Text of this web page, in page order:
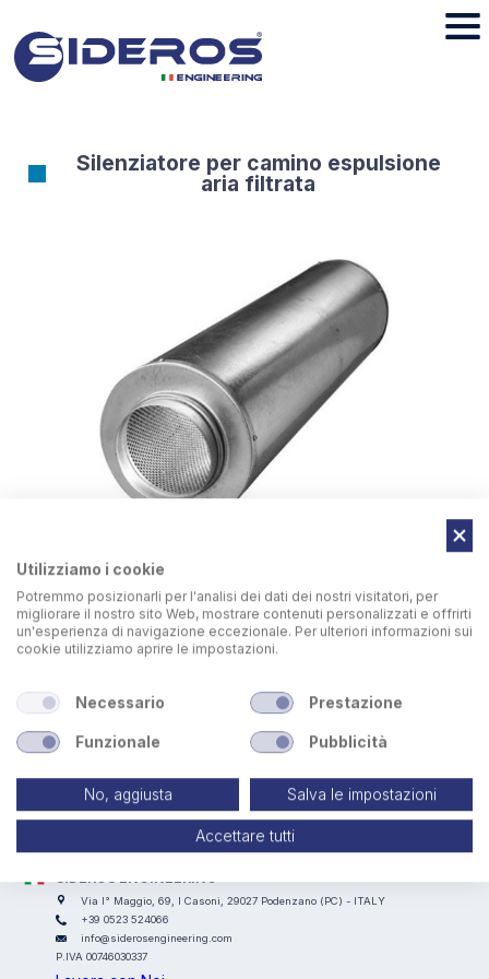
Silenziatore per camino espulsione
aria filtrata
Per ridurre l’effetto sonoro procurato dall’impatto dell’aria in
unsilenziatoreavente caratteristiche adeguate all’unità
filtrante.
Via I° Maggio, 69, I Casoni, 29027 Podenzano (PC) - ITALY
+39 0523 524066
info@siderosengineering.com
P.IVA 00746030337
Utilizziamo i cookie
Potremmo posizionarli per l'analisi dei dati dei nostri visitatori, per
migliorare il nostro sito Web, mostrare contenuti personalizzati e offrirti
un'esperienza di navigazione eccezionale. Per ulteriori informazioni sui
cookie utilizziamo aprire le impostazioni.
Necessario Prestazione
Funzionale Pubblicità
No, aggiusta Salva le impostazioni
Accettare tutti